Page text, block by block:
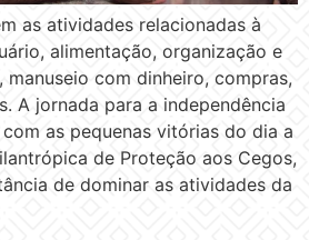
as atividades relacionadas à
alimentação, organização e
com dinheiro, compras,
A jornada para a independência
as pequenas vitórias do dia a
de Proteção aos Cegos,
de dominar as atividades da